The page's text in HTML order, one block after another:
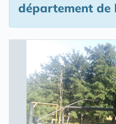
département de